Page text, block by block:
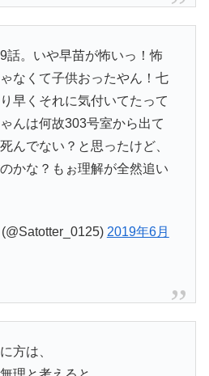
話。いや早苗が怖いっ！怖
なくて子供おったやん！七
早くそれに気付いてたって
んは何故303号室から出て
んでない？と思ったけど、
かな？もぉ理解が全然追い
2019年6月
方は、